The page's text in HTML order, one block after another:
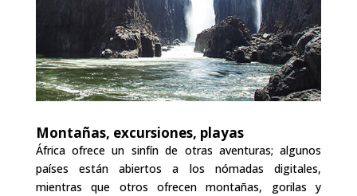
Montañas, excursiones, playas
África ofrece un sinfín de otras aventuras; algunos
países están abiertos a los nómadas digitales,
mientras que otros ofrecen montañas, gorilas y